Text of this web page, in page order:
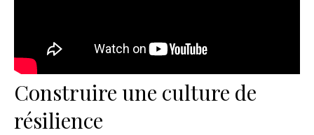
Construire une culture de
résilience